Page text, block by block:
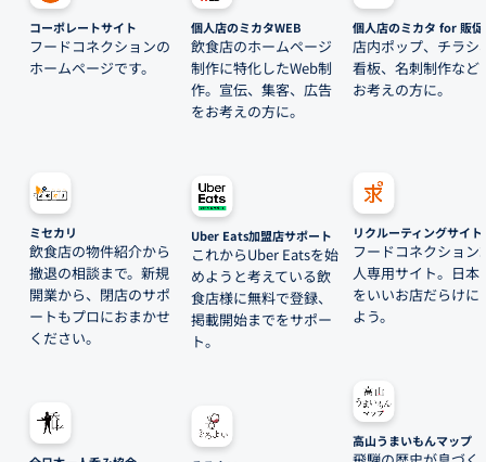
コーポレートサイト
フードコネクションの
ホームページです。
ミセカリ
飲食店の物件紹介から
撤退の相談まで。新規
開業から、閉店のサポ
ートもプロにおまかせ
ください。
個人店のミカタWEB
飲食店のホームページ
制作に特化したWeb制
作。宣伝、集客、広告
をお考えの方に。
Uber Eats加盟店サポート
これからUber Eatsを始
めようと考えている飲
食店様に無料で登録、
掲載開始までをサポー
ト。
個人店のミカタ for 販促
店内ポップ、チラシ
看板、名刺制作など
お考えの方に。
リクルーティングサイト
フードコネクション
人専用サイト。日本
をいいお店だらけに
よう。
高山うまいもんマップ